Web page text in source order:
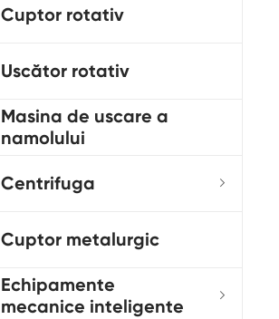
Cuptor rotativ
Uscător rotativ
Masina de uscare a
namolului
Centrifuga 
Cuptor metalurgic
Echipamente
mecanice inteligente
